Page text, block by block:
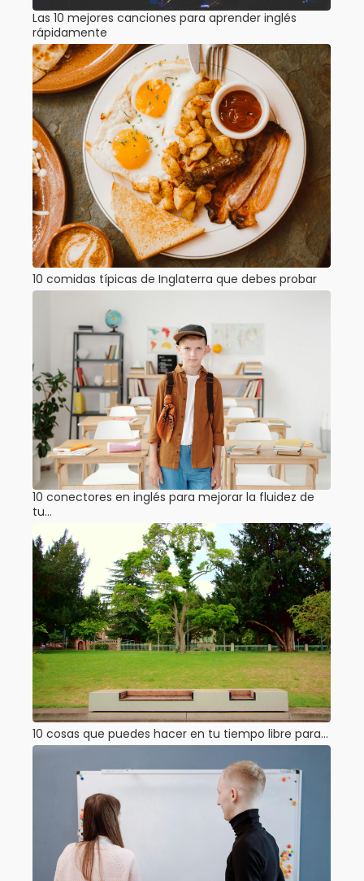
Las 10 mejores canciones para aprender inglés
rápidamente
10 comidas típicas de Inglaterra que debes probar
10 conectores en inglés para mejorar la fluidez de
tu…
10 cosas que puedes hacer en tu tiempo libre para…